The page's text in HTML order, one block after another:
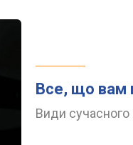
Все, що вам
Види сучасного